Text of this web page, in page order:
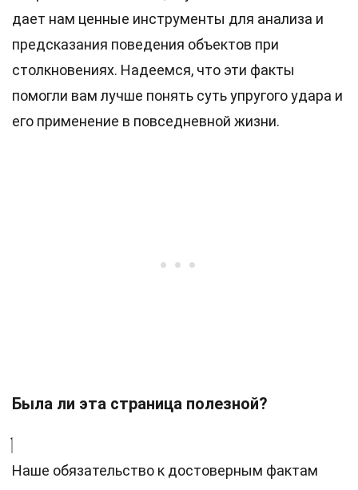
дает нам ценные инструменты для анализа и
предсказания поведения объектов при
столкновениях. Надеемся, что эти факты
помогли вам лучше понять суть упругого удара и
его применение в повседневной жизни.
Была ли эта страница полезной?
Наше обязательство к достоверным фактам